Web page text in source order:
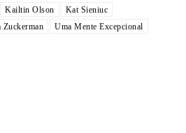
Kailtin Olson
Kat Sieniuc
Uma Mente Excepcional